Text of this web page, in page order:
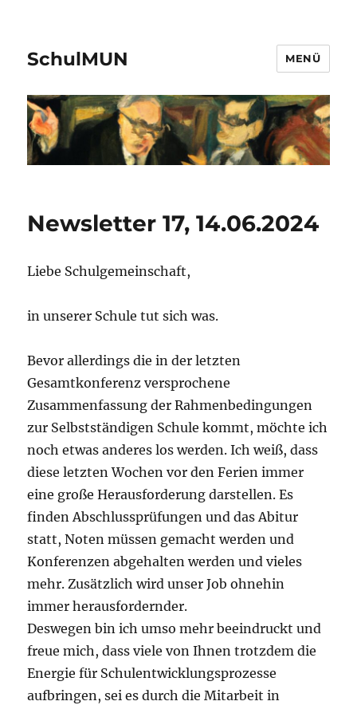
SchulMUN MENÜ
Newsletter 17, 14.06.2024
Liebe Schulgemeinschaft,
in unserer Schule tut sich was.
Bevor allerdings die in der letzten
Gesamtkonferenz versprochene
Zusammenfassung der Rahmenbedingungen
zur Selbstständigen Schule kommt, möchte ich
noch etwas anderes los werden. Ich weiß, dass
diese letzten Wochen vor den Ferien immer
eine große Herausforderung darstellen. Es
finden Abschlussprüfungen und das Abitur
statt, Noten müssen gemacht werden und
Konferenzen abgehalten werden und vieles
mehr. Zusätzlich wird unser Job ohnehin
immer herausfordernder.
Deswegen bin ich umso mehr beeindruckt und
freue mich, dass viele von Ihnen trotzdem die
Energie für Schulentwicklungsprozesse
aufbringen, sei es durch die Mitarbeit in